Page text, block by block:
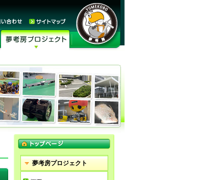
夢考房プロジェクト